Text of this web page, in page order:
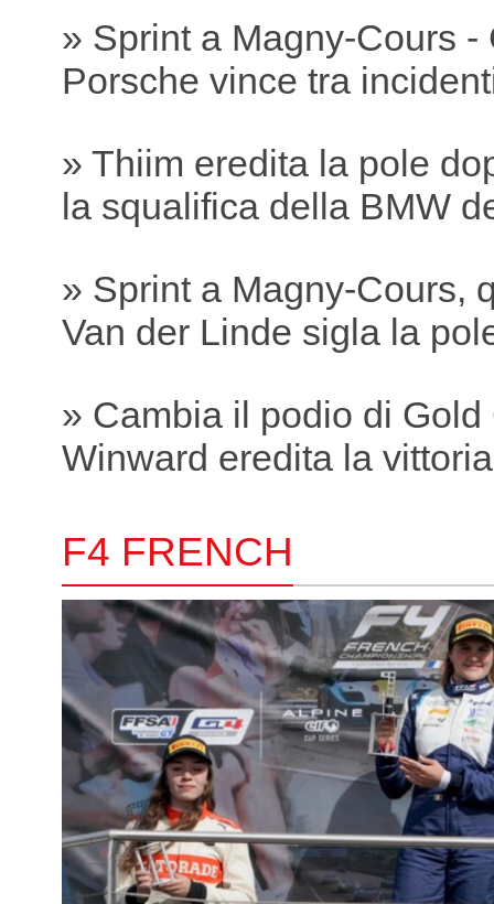
» Sprint a Magny-Cours -
Porsche vince tra
» Thiim eredita la pole
la squalifica della BMW
» Sprint a Magny-Cours,
Van der Linde sigla la
» Cambia il podio di
Winward eredita la
F4 FRENCH